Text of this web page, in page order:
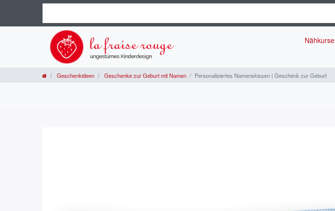
Nähkurse
Geschenkideen Geschenke zur Geburt mit Namen Personalisiertes Namenskissen | Geschenk zur Geburt